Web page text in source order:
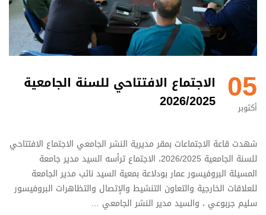
05
أكتوبر
الاجتماع الافتتاحي للسنة الجامعية
2026/2025
شهدت قاعة الاجتماعات بمقر مديرية النشر الجامعي الاجتماع الافتتاحي
للسنة الجامعية 2026/2025، الاجتماع ترأسه السيد مدير جامعة
المسيلة البروفيسور عمار بودلاعة بمعية السيد نائب مدير الجامعة
للعلاقات الخارجية والتعاون التنشيط والإتصال والتظاهرات البروفيسور
سليم جربوعي ، والسيد مدير النشر الجامعي …